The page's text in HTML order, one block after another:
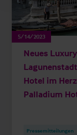
5/14/2023
Neues
Hotel im
Palladium
Pressemitteilungen